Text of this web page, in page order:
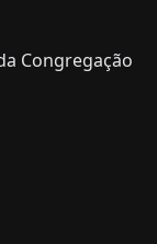
Congregação